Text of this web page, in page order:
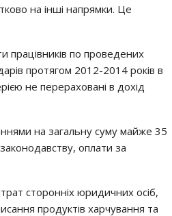
на інші напрямки. Це
працівників по проведених
протягом 2012-2014 років в
не перераховані в дохід
на загальну суму майже 35
оплати за
сторонніх юридичних осіб,
продуктів харчування та